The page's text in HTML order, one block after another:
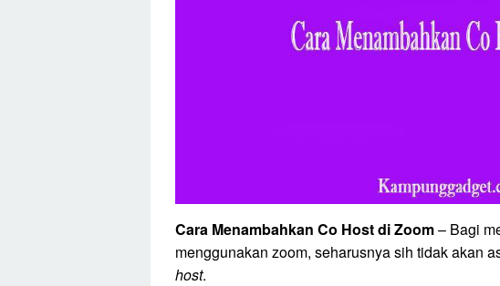
Cara Menambahkan Co Host di Zoom– Bagi
menggunakan zoom, seharusnya sih tidak akan
host.